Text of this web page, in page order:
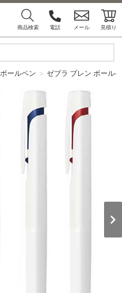
商品検索 電話 メール 見積り
ボールペン ゼブラ ブレン ボール